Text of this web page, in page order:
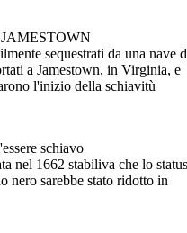
sequestrati da una nave
a Jamestown, in Virginia, e
l'inizio della schiavitù
schiavo
nel 1662 stabiliva che lo
nero sarebbe stato ridotto in